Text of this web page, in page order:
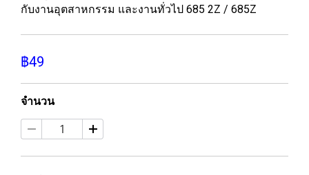
กับงานอุตสาหกรรม และงานทั่วไป 685 2Z / 685Z
฿49
จำนวน